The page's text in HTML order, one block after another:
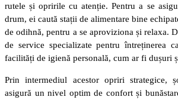
rutele și opririle cu atenție. Pentru a se
drum, ei caută stații de alimentare bine
de odihnă, pentru a se aproviziona și relaxa.
de service specializate pentru întreținerea
facilități de igienă personală, cum ar fi dușuri
Prin intermediul acestor opriri strategice,
asigură un nivel optim de confort și